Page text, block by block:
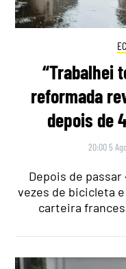
“Trabalhei
reformada
depois de
20:00 5
Depois de
vezes de bicicleta
carteira